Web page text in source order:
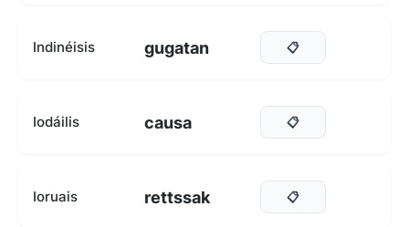
Indinéisis gugatan 📋
Iodáilis causa 📋
Ioruais rettssak 📋